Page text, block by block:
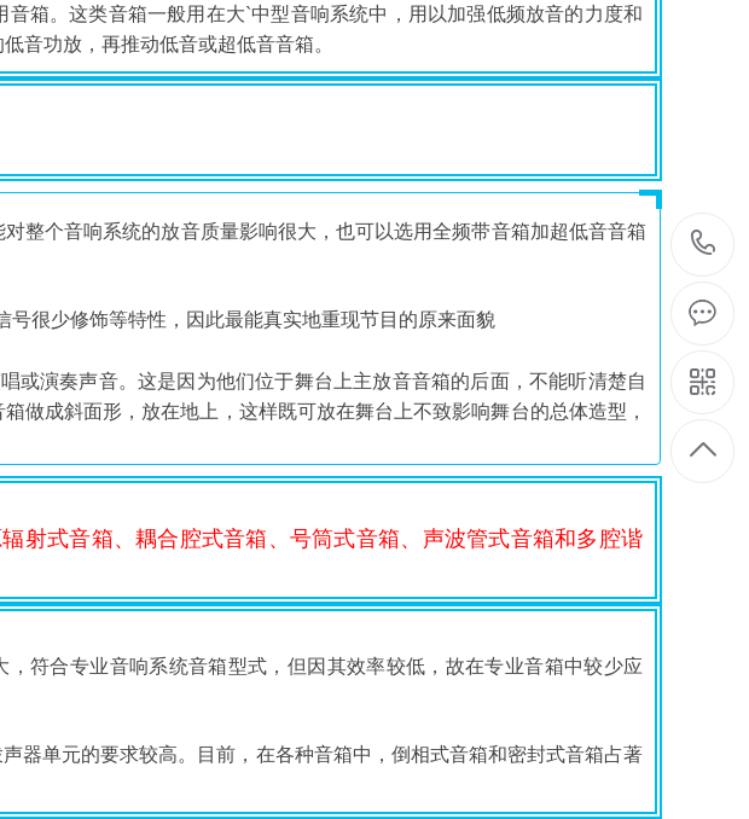
箱。这类音箱一般用在大`中型音响系统中，用以加强低频放音的力度和
音功放，再推动低音或超低音音箱。
整个音响系统的放音质量影响很大，也可以选用全频带音箱加超低音音箱
很少修饰等特性，因此最能真实地重现节目的原来面貌
或演奏声音。这是因为他们位于舞台上主放音音箱的后面，不能听清楚自
做成斜面形，放在地上，这样既可放在舞台上不致影响舞台的总体造型，
射式音箱、耦合腔式音箱、号筒式音箱、声波管式音箱和多腔谐
符合专业音响系统音箱型式，但因其效率较低，故在专业音箱中较少应
器单元的要求较高。目前，在各种音箱中，倒相式音箱和密封式音箱占著